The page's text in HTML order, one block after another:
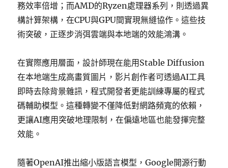
務效率倍增；而AMD的Ryzen處理器系列，則透過異
構計算架構，在CPU與GPU間實現無縫協作。這些技
術突破，正逐步消弭雲端與本地端的效能鴻溝。
在實際應用層面，設計師現在能用Stable Diffusion
在本地端生成高畫質圖片，影片創作者可透過AI工具
即時去除背景雜訊，程式開發者更能訓練專屬的程式
碼輔助模型。這種轉變不僅降低對網路頻寬的依賴，
更讓AI應用突破地理限制，在偏遠地區也能發揮完整
效能。
隨著OpenAI推出縮小版語言模型，Google開源行動